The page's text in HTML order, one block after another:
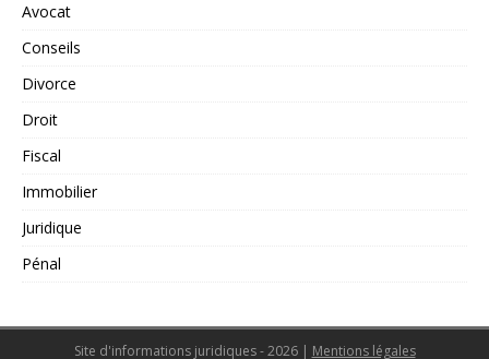
Avocat
Conseils
Divorce
Droit
Fiscal
Immobilier
Juridique
Pénal
Site d'informations juridiques - 2026 | Mentions légales